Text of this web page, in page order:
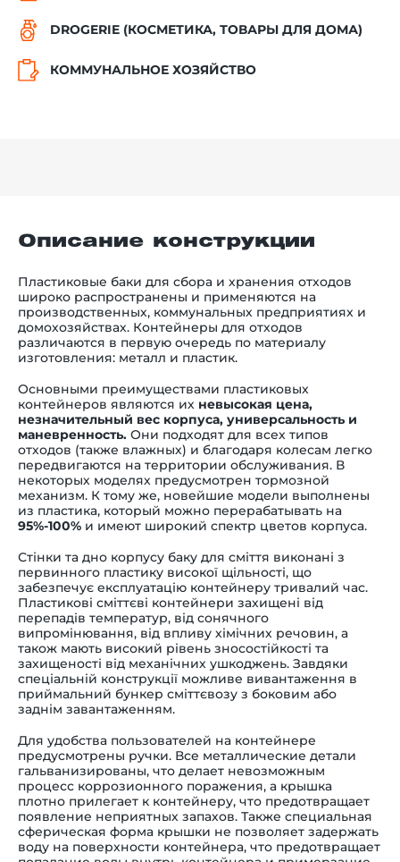
DROGERIE (КОСМЕТИКА, ТОВАРЫ ДЛЯ ДОМА)
КОММУНАЛЬНОЕ ХОЗЯЙСТВО
Описание конструкции
Пластиковые баки для сбора и хранения отходов
широко распространены и применяются на
производственных, коммунальных предприятиях и
домохозяйствах. Контейнеры для отходов
различаются в первую очередь по материалу
изготовления: металл и пластик.
Основными преимуществами пластиковых
контейнеров являются их невысокая цена,
незначительный вес корпуса, универсальность и
маневренность. Они подходят для всех типов
отходов (также влажных) и благодаря колесам легко
передвигаются на территории обслуживания. В
некоторых моделях предусмотрен тормозной
механизм. К тому же, новейшие модели выполнены
из пластика, который можно перерабатывать на
95%-100% и имеют широкий спектр цветов корпуса.
Стінки та дно корпусу баку для сміття виконані з
первинного пластику високої щільності, що
забезпечує експлуатацію контейнеру тривалий час.
Пластикові сміттєві контейнери захищені від
перепадів температур, від сонячного
випромінювання, від впливу хімічних речовин, а
також мають високий рівень зносостійкості та
захищеності від механічних ушкоджень. Завдяки
спеціальній конструкції можливе вивантаження в
приймальний бункер сміттєвозу з боковим або
заднім завантаженням.
Для удобства пользователей на контейнере
предусмотрены ручки. Все металлические детали
гальванизированы, что делает невозможным
процесс коррозионного поражения, а крышка
плотно прилегает к контейнеру, что предотвращает
появление неприятных запахов. Также специальная
сферическая форма крышки не позволяет задержать
воду на поверхности контейнера, что предотвращает